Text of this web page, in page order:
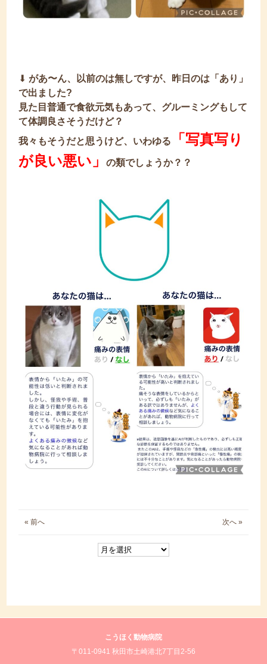
⬇︎があ〜ん、以前のは無しですが、昨日のは「あり」
で出ました?
見た目普通で食欲元気もあって、グルーミングもして
て体調良さそうだけど？
我々もそうだと思うけど、いわゆる
「写真写り
が良い悪い」の類でしょうか？？
« 前へ 次へ »
こうほく動物病院
〒011-0941 秋田市土崎港北7丁目2-56